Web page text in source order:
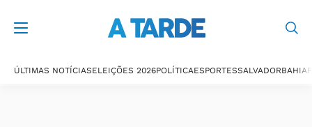
ÚLTIMAS NOTÍCIASELEIÇÕES 2026POLÍTICAESPORTESSALVADORBAHIA